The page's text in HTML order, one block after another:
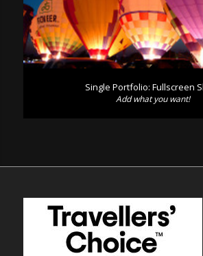
Single Portfolio: Fullscreen
Add what you want!